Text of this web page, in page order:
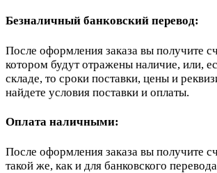
Безналичный банковский перевод:
После оформления заказа вы получите
котором будут отражены наличие, или,
складе, то сроки поставки, цены и
найдете условия поставки и оплаты.
Оплата наличными:
После оформления заказа вы получите
такой же, как и для банковского